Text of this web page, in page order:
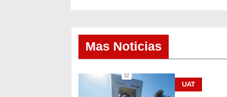
v
e
Mas Noticias
UAT